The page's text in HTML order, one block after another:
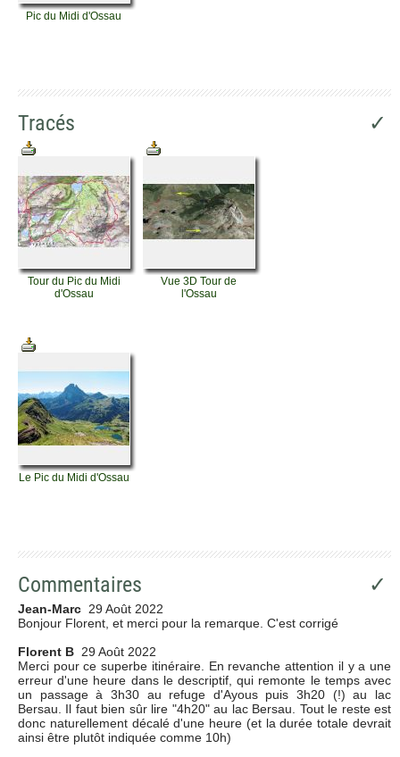
Pic du Midi d'Ossau
Tracés ✓
Tour du Pic du Midi
d'Ossau
Vue 3D Tour de
l'Ossau
Le Pic du Midi d'Ossau
Commentaires ✓
Jean-Marc 29 Août 2022
Bonjour Florent, et merci pour la remarque. C'est corrigé
Florent B 29 Août 2022
Merci pour ce superbe itinéraire. En revanche attention il y a une
erreur d'une heure dans le descriptif, qui remonte le temps avec
un passage à 3h30 au refuge d'Ayous puis 3h20 (!) au lac
Bersau. Il faut bien sûr lire "4h20" au lac Bersau. Tout le reste est
donc naturellement décalé d'une heure (et la durée totale devrait
ainsi être plutôt indiquée comme 10h)